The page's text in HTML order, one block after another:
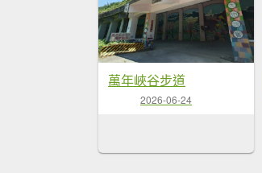
萬年峽谷步道
2026-06-24